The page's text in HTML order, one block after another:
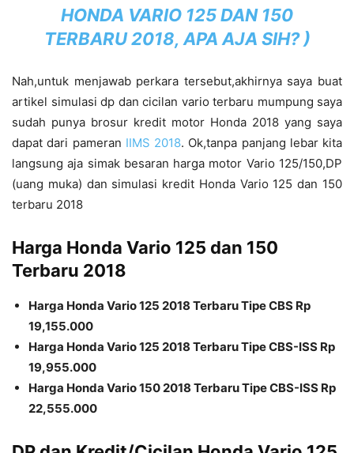
HONDA VARIO 125 DAN 150
TERBARU 2018, APA AJA SIH?)
Nah,untuk menjawab perkara tersebut,akhirnya saya buat
artikel simulasi dp dan cicilan vario terbaru mumpung saya
sudah punya brosur kredit motor Honda 2018 yang saya
dapat dari pameran IIMS 2018. Ok,tanpa panjang lebar kita
langsung aja simak besaran harga motor Vario 125/150,DP
(uang muka) dan simulasi kredit Honda Vario 125 dan 150
terbaru 2018
Harga Honda Vario 125 dan 150
Terbaru 2018
Harga Honda Vario 125 2018 Terbaru Tipe CBS Rp
19,155.000
Harga Honda Vario 125 2018 Terbaru Tipe CBS-ISS Rp
19,955.000
Harga Honda Vario 150 2018 Terbaru Tipe CBS-ISS Rp
22,555.000